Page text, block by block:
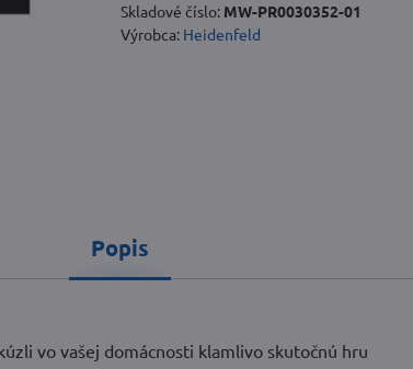
Skladové číslo: MW-PR0030352-01
Výrobca: Heidenfeld
Popis
vo vašej domácnosti klamlivo skutočnú hru